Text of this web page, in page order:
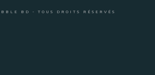
BD - TOUS DROITS RÉSERVÉS